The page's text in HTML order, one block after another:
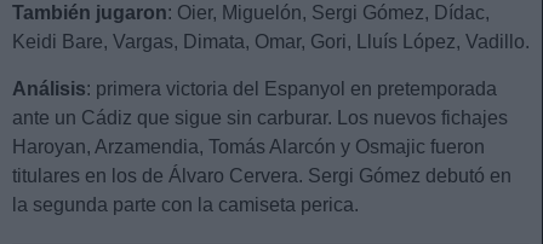
También jugaron: Oier, Miguelón, Sergi Gómez, Dídac,
Keidi Bare, Vargas, Dimata, Omar, Gori, Lluís López, Vadillo.
Análisis: primera victoria del Espanyol en pretemporada
ante un Cádiz que sigue sin carburar. Los nuevos fichajes
Haroyan, Arzamendia, Tomás Alarcón y Osmajic fueron
titulares en los de Álvaro Cervera. Sergi Gómez debutó en
la segunda parte con la camiseta perica.